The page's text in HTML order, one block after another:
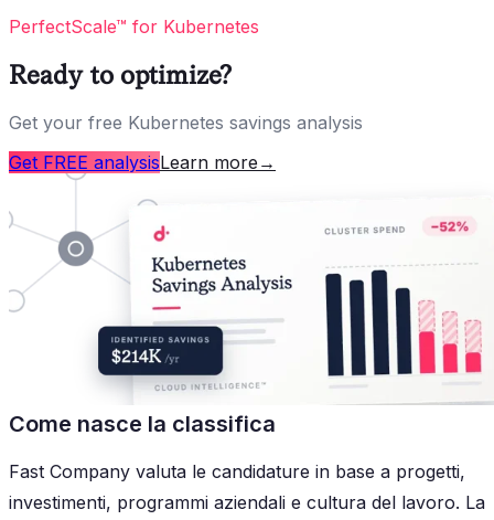
PerfectScale™ for Kubernetes
Ready to optimize?
Get your free Kubernetes savings analysis
Get FREE analysisLearn more →
Come nasce la classifica
Fast Company valuta le candidature in base a progetti,
investimenti, programmi aziendali e cultura del lavoro. La